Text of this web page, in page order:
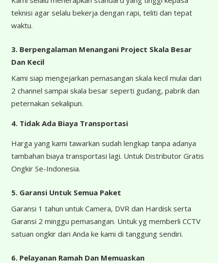
teknisi agar selalu bekerja dengan rapi, teliti dan tepat
waktu.
3. Berpengalaman Menangani Project Skala Besar
Dan Kecil
Kami siap mengejarkan pemasangan skala kecil mulai dari
2 channel sampai skala besar seperti gudang, pabrik dan
peternakan sekalipun.
4. Tidak Ada Biaya Transportasi
Harga yang kami tawarkan sudah lengkap tanpa adanya
tambahan biaya transportasi lagi. Untuk Distributor Gratis
Ongkir Se-Indonesia.
5. Garansi Untuk Semua Paket
Garansi 1 tahun untuk Camera, DVR dan Hardisk serta
Garansi 2 minggu pemasangan. Untuk yg memberli CCTV
satuan ongkir dari Anda ke kami di tanggung sendiri.
6. Pelayanan Ramah Dan Memuaskan